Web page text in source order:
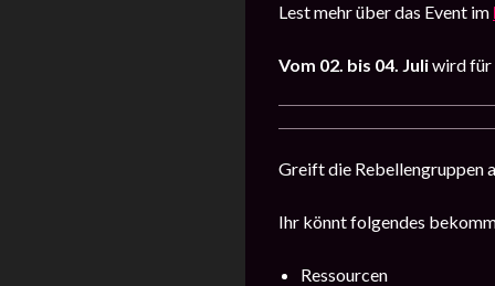
Lest mehr über das Event im
Vom 02. bis 04. Juliwird für
Greift die Rebellengruppen
Ihr könnt folgendes
Ressourcen